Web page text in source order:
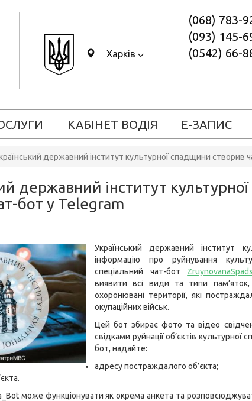
Харків
(068) 783-
(093) 145-
(0542) 66-
КАБІНЕТ ВОДІЯ Е-ЗАПИС
державний інститут культурної спадщини створив
державний інститут
бот у Telegram
Український державний інститут
інформацію про руйнування
спеціальний чат-бот
виявити всі види та типи
охоронювані території, які
окупаційних військ.
Цей бот збирає фото та відео
свідками руйнації об’єктів
бот, надайте:
адресу постраждалого об’єкта;
може функціонувати як окрема анкета та